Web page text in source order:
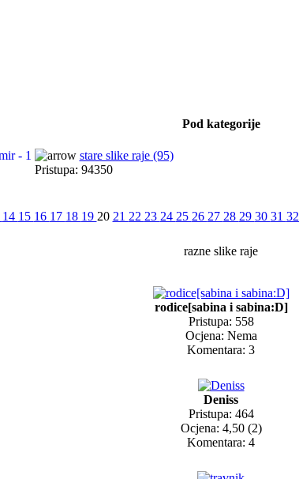
Pod kategorije
stare slike raje (95)
Pristupa: 94350
14 15 16 17 18 19 20 21 22 23 24 25 26 27 28 29 30 31 32
razne slike raje
rodice[sabina i sabina:D]
Pristupa: 558
Ocjena: Nema
Komentara: 3
Deniss
Pristupa: 464
Ocjena: 4,50 (2)
Komentara: 4